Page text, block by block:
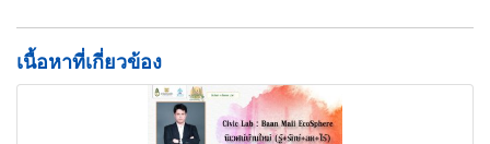
เนื้อหาที่เกี่ยวข้อง